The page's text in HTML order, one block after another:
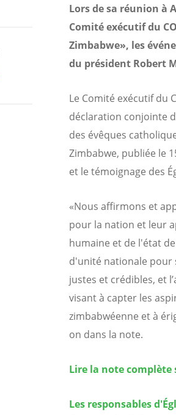
Lors de sa réunion à
Comité exécutif du
Zimbabwe», les
du président Robert
Le Comité exécutif du
déclaration conjointe
des évêques
Zimbabwe, publiée le
et le témoignage des
«Nous affirmons et
pour la nation et leur
humaine et de l'état
d'unité nationale pour
justes et crédibles, et
visant à capter les
zimbabwéenne et à
on dans la note.
Lire la note
Les responsables